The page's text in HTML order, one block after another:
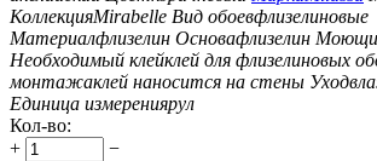
КоллекцияMirabelle Вид обоевфлизелиновые
Материалфлизелин Основафлизелин
Необходимый клейклей для флизелиновых
монтажаклей наносится на стены Уход
Единица измерениярул
Кол-во:
+
−